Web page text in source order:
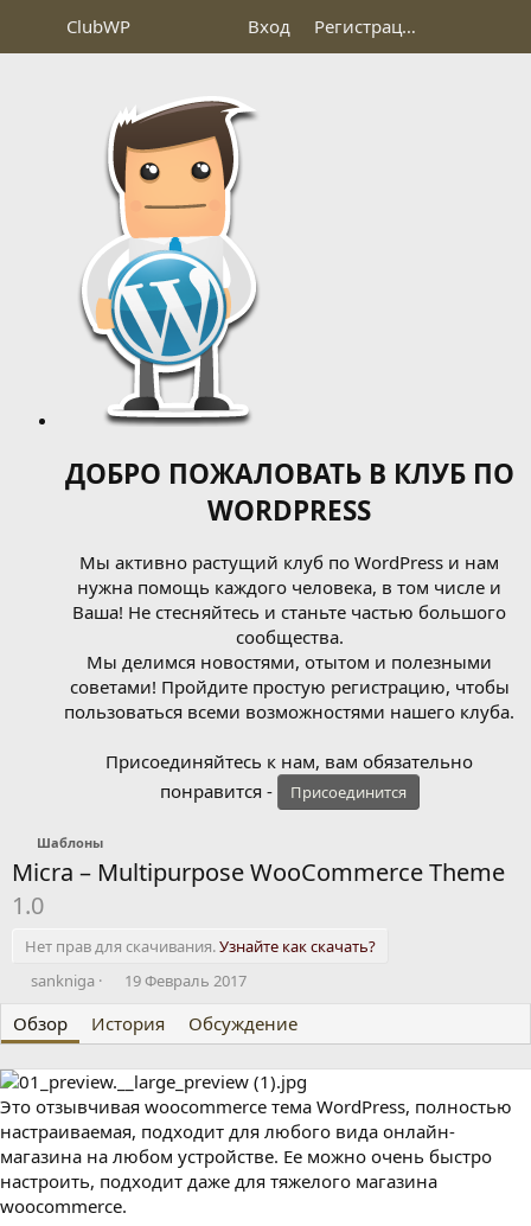
ClubWP Вход Регистрация
ДОБРО ПОЖАЛОВАТЬ В КЛУБ ПО
WORDPRESS
Мы активно растущий клуб по WordPress и нам
нужна помощь каждого человека, в том числе и
Ваша! Не стесняйтесь и станьте частью большого
сообщества.
Мы делимся новостями, отытом и полезными
советами! Пройдите простую регистрацию, чтобы
пользоваться всеми возможностями нашего клуба.
Присоединяйтесь к нам, вам обязательно
понравится -
Присоединится
Шаблоны
Micra – Multipurpose WooCommerce Theme
1.0
Нет прав для скачивания.Узнайте как скачать?
А
т
о
р
sankniga
Д
т
а
с
о
з
д
а
и
я
19 Февраль 2017
Обзор История Обсуждение
Это отзывчивая woocommerce тема WordPress, полностью
настраиваемая, подходит для любого вида онлайн-
магазина на любом устройстве. Ее можно очень быстро
настроить, подходит даже для тяжелого магазина
woocommerce.